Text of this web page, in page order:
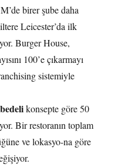
birer şube daha
Leicester’da ilk
Burger House,
100’e çıkarmayı
sistemiyle
konsepte göre 50
Bir restoranın toplam
ve lokasyo-na göre